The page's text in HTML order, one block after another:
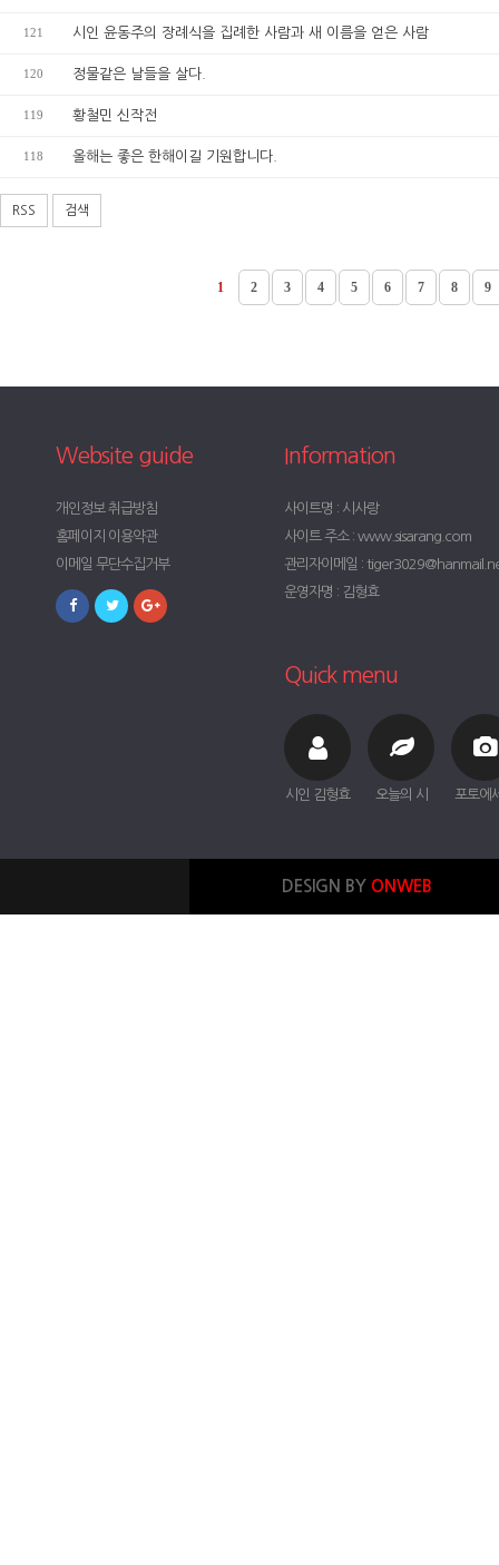
121 시인 윤동주의 장례식을 집례한 사람과 새 이름을 얻은 사람
120 정물같은 날들을 살다.
119 황철민 신작전
118 올해는 좋은 한해이길 기원합니다.
RSS 검색
1 2 3 4 5 6 7 8 9
Website guide
개인정보 취급방침
홈페이지 이용약관
이메일 무단수집거부
Information
사이트명 : 시사랑
사이트 주소 : www.sisarang.com
관리자이메일 :
운영자명 : 김형효
Quick menu
시인 김형효 오늘의 시 포토에
DESIGN BY ONWEB